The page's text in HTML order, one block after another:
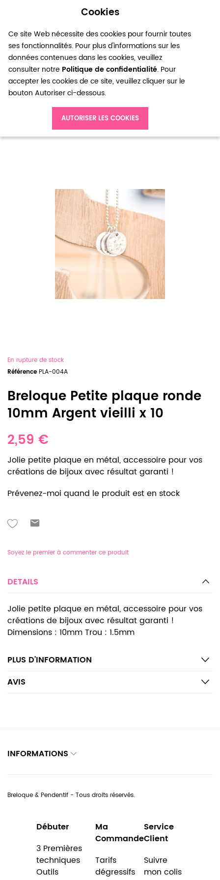
Cookies
Ce site Web nécessite des cookies pour fournir toutes
ses fonctionnalités. Pour plus d'informations sur les
données contenues dans les cookies, veuillez
consulter notre Politique de confidentialité. Pour
accepter les cookies de ce site, veuillez cliquer sur le
bouton Autoriser ci-dessous.
AUTORISER LES COOKIES
0
Breloque Petite plaque ronde 10mm Argent vieilli x 10
En rupture de stock
Référence PLA-004A
Breloque Petite plaque ronde
10mm Argent vieilli x 10
2,59 €
Jolie petite plaque en métal, accessoire pour vos
créations de bijoux avec résultat garanti !
Prévenez-moi quand le produit est en stock
Soyez le premier à commenter ce produit
DETAILS
Jolie petite plaque en métal, accessoire pour vos
créations de bijoux avec résultat garanti !
Dimensions : 10mm Trou : 1.5mm
PLUS D’INFORMATION
AVIS
INFORMATIONS
Breloque & Pendentif - Tous droits réservés.
Débuter
3 Premières
techniques
Outils
Ma
Commande
Tarifs
dégressifs
Service
Client
Suivre
mon colis